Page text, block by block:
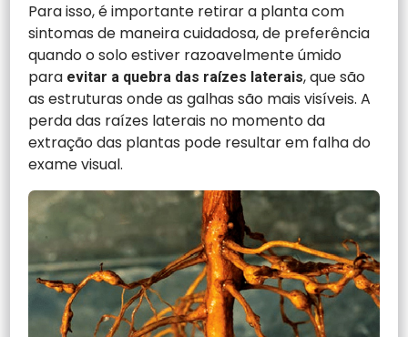
Para isso, é importante retirar a planta com
sintomas de maneira cuidadosa, de preferência
quando o solo estiver razoavelmente úmido
para evitar a quebra das raízes laterais, que são
as estruturas onde as galhas são mais visíveis. A
perda das raízes laterais no momento da
extração das plantas pode resultar em falha do
exame visual.